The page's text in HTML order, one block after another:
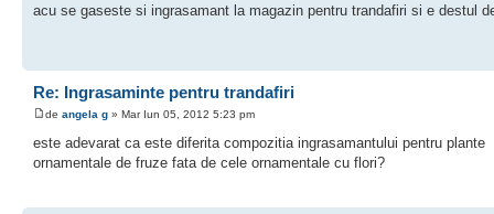
acu se gaseste si ingrasamant la magazin pentru trandafiri si e destul
Re: Ingrasaminte pentru trandafiri
de angela g » Mar Iun 05, 2012 5:23 pm
este adevarat ca este diferita compozitia ingrasamantului pentru plante
ornamentale de fruze fata de cele ornamentale cu flori?